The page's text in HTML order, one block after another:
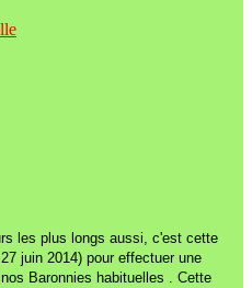
les plus longs aussi, c'est cette
juin 2014) pour effectuer une
Baronnies habituelles . Cette